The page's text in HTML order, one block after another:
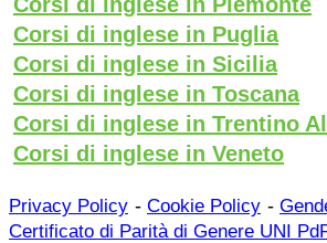
Corsi di inglese in Puglia
Corsi di inglese in Sicilia
Corsi di inglese in Toscana
Corsi di inglese in Trentino
Corsi di inglese in Veneto
Privacy Policy - Cookie Policy -
Certificato di Parità di Genere UNI